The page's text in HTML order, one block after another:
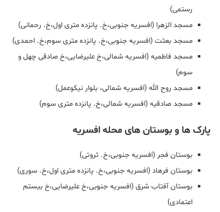
رستمی)
مسجد الزهرا (افسریه جنوبی،خ. پانزده متری اول،خ. رحمانی)
مسجد بعثت (افسریه جنوبی،خ. پانزده متری سوم،خ. احمدی)
مسجد فاطمیه (افسریه شمالی،خ علیرضایی،خ صادقی چهل و
سوم)
مسجد روح الله (افسریه شمالی، بلوار نیکوعمل)
مسجد صادقیه (افسریه شمالی،خ. پانزده متری سوم)
پارک ها و بوستان های محله افسریه
بوستان فجر (افسریه جنوبی،خ. ثروتی)
بوستان فرهاد (افسریه جنوبی،خ. پانزده متری اول،خ. سوری)
بوستان آفتاب شرق (افسریه جنوبی،خ علیرضایی،خ بیستم
اعتمادی)